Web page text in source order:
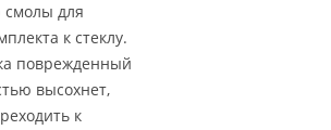
для
к стеклу.
поврежденный
высохнет,
к